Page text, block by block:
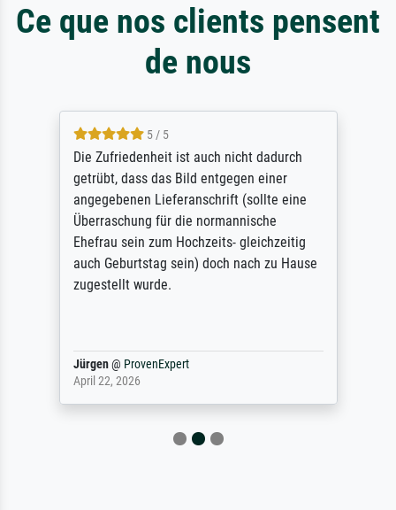
Ce que nos clients pensent
de nous
5 / 5
Die Zufriedenheit ist auch nicht dadurch
getrübt, dass das Bild entgegen einer
angegebenen Lieferanschrift (sollte eine
Überraschung für die normannische
Ehefrau sein zum Hochzeits- gleichzeitig
auch Geburtstag sein) doch nach zu Hause
zugestellt wurde.
Jürgen@ ProvenExpert
April 22, 2026